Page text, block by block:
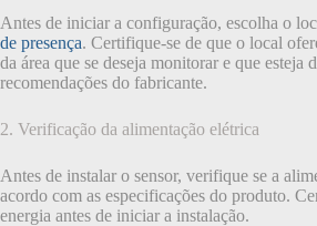
Antes de iniciar a configuração, escolha o
de presença. Certifique-se de que o local
da área que se deseja monitorar e que esteja
recomendações do fabricante.
2. Verificação da alimentação elétrica
Antes de instalar o sensor, verifique se a
acordo com as especificações do produto.
energia antes de iniciar a instalação.